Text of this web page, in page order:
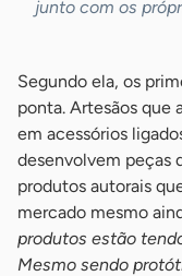
junto com os
Segundo ela, os
ponta. Artesãos que
em acessórios
desenvolvem peças
produtos autorais
mercado mesmo
produtos estão
Mesmo sendo